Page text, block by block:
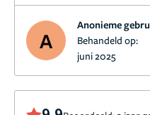
A
Anonieme
Behandeld op:
juni 2025